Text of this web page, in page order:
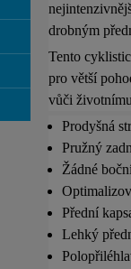
drobným
Tento
pro větší
vůči
Prodyšná
Pružný
Žádné
Přední
Lehký